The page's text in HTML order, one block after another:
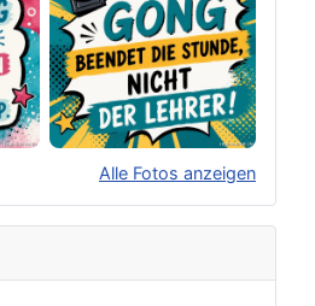
Alle Fotos anzeigen